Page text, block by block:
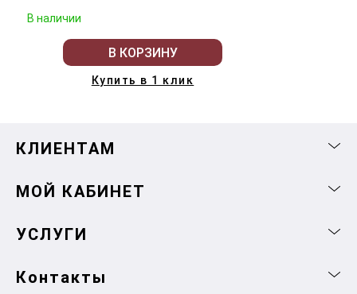
В наличии
В КОРЗИНУ
Купить в 1 клик
КЛИЕНТАМ
МОЙ КАБИНЕТ
УСЛУГИ
Контакты